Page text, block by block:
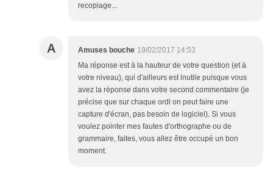
recopiage...
A Amuses bouche 19/02/2017 14:53
Ma réponse est à la hauteur de votre question (et à
votre niveau), qui d'ailleurs est inutile puisque vous
avez la réponse dans votre second commentaire (je
précise que sur chaque ordi on peut faire une
capture d'écran, pas besoin de logiciel). Si vous
voulez pointer mes fautes d'orthographe ou de
grammaire, faites, vous allez être occupé un bon
moment.